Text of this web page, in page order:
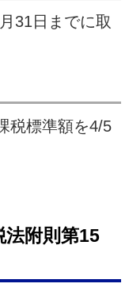
31 日までに取
税標準額を4/5
法附則第15